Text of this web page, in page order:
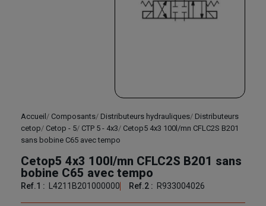
Accueil Composants Distributeurs hydrauliques Distributeurs
cetop
Cetop - 5 CTP 5 - 4x3
Cetop5 4x3 100l/mn CFLC2S B201
sans bobine C65 avec tempo
Cetop5 4x3 100l/mn CFLC2S B201 sans
bobine C65 avec tempo
Ref.1 : L4211B201000000 Ref.2 : R933004026